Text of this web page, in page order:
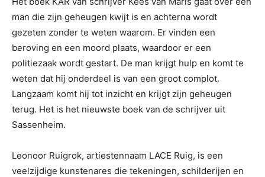
man die zijn geheugen kwijt is en achterna wordt
gezeten zonder te weten waarom. Er vinden een
beroving en een moord plaats, waardoor er een
politiezaak wordt gestart. De man krijgt hulp en komt te
weten dat hij onderdeel is van een groot complot.
Langzaam komt hij tot inzicht en krijgt zijn geheugen
terug. Het is het nieuwste boek van de schrijver uit
Sassenheim.
Leonoor Ruigrok, artiestennaam LACE Ruig, is een
veelzijdige kunstenares die tekeningen, schilderijen en